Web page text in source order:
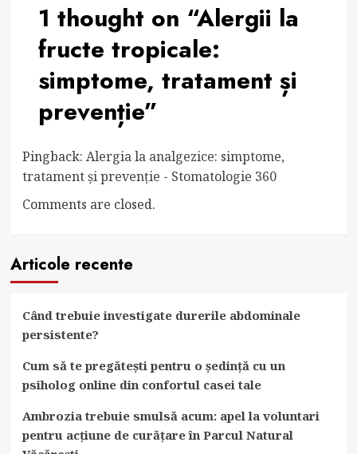
1 thought on “Alergii la
fructe tropicale:
simptome, tratament și
prevenție”
Pingback: Alergia la analgezice: simptome,
tratament și prevenție - Stomatologie 360
Comments are closed.
Articole recente
Când trebuie investigate durerile abdominale
persistente?
Cum să te pregătești pentru o ședință cu un
psiholog online din confortul casei tale
Ambrozia trebuie smulsă acum: apel la voluntari
pentru acțiune de curățare în Parcul Natural